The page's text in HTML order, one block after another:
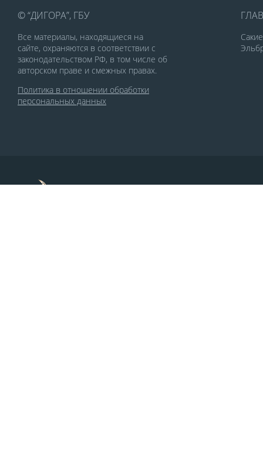
© “ДИГОРА”, ГБУ
Все материалы, находящиеся на
сайте, охраняются в соответствии с
законодательством РФ, в том числе об
авторском праве и смежных правах.
Политика в отношении обработки
персональных данных